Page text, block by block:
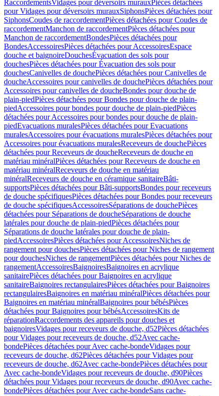
RaccordementsVidages pour déversoirs murauxPièces détachées
pour Vidages pour déversoirs murauxSiphonsPièces détachées pour
SiphonsCoudes de raccordementPièces détachées pour Coudes de
raccordementManchon de raccordementPièces détachées pour
Manchon de raccordementBondesPièces détachées pour
BondesAccessoiresPièces détachées pour AccessoiresEspace
douche et baignoireDouchesÉvacuation des sols pour
douchesPièces détachées pour Évacuation des sols pour
douchesCanivelles de douchePièces détachées pour Canivelles de
doucheAccessoires pour canivelles de douchePièces détachées pour
Accessoires pour canivelles de doucheBondes pour douche de
plain-piedPièces détachées pour Bondes pour douche de plain-
piedAccessoires pour bondes pour douche de plain-piedPièces
détachées pour Accessoires pour bondes pour douche de plain-
piedEvacuations muralesPièces détachées pour Evacuations
muralesAccessoires pour évacuations muralesPièces détachées pour
Accessoires pour évacuations muralesReceveurs de douchePièces
détachées pour Receveurs de doucheReceveurs de douche en
matériau minéralPièces détachées pour Receveurs de douche en
matériau minéralReceveurs de douche en matériau
minéralReceveurs de douche en céramique sanitaireBâti-
supportsPièces détachées pour Bâti-supportsBondes pour receveurs
de douche spécifiquesPièces détachées pour Bondes pour receveurs
de douche spécifiquesAccessoiresSéparations de douchePièces
détachées pour Séparations de doucheSéparations de douche
latérales pour douche de plain-piedPièces détachées pour
Séparations de douche latérales pour douche de plain-
piedAccessoiresPièces détachées pour AccessoiresNiches de
rangement pour douchesPièces détachées pour Niches de rangement
pour douchesNiches de rangementPièces détachées pour Niches de
rangementAccessoiresBaignoiresBaignoires en acrylique
sanitairePièces détachées pour Baignoires en acrylique
sanitaireBaignoires rectangulairesPièces détachées pour Baignoires
rectangulairesBaignoires en matériau minéralPièces détachées pour
Baignoires en matériau minéralBaignoires pour bébésPièces
détachées pour Baignoires pour bébésAccessoiresKits de
réparationRaccordements des appareils pour douches et
baignoiresVidages pour receveurs de douche, d52Pièces détachées
pour Vidages pour receveurs de douche, d52Avec cache-
bondePièces détachées pour Avec cache-bondeVidages pour
receveurs de douche, d62Pièces détachées pour Vidages pour
receveurs de douche, d62Avec cache-bondePièces détachées pour
Avec cache-bondeVidages pour receveurs de douche, d90Pièces
détachées pour Vidages pour receveurs de douche, d90Avec cache-
bondePièces détachées pour Avec cache-bondeSans cache-